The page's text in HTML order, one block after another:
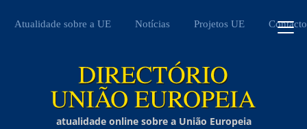
Atualidade sobre a UE Notícias Projetos UE Contacto
atualidade online sobre a União Europeia